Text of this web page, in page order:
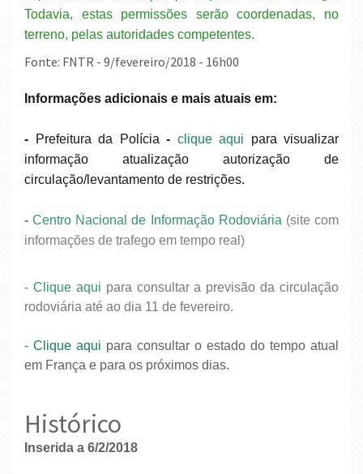
Todavia, estas permissões serão coordenadas, no
terreno, pelas autoridades competentes.
Fonte: FNTR - 9/fevereiro/2018 - 16h00
Informações adicionais e mais atuais em:
- Prefeitura da Polícia - clique aqui para visualizar
informação atualização autorização de
circulação/levantamento de restrições.
-Centro Nacional de Informação Rodoviária (site com
informações de trafego em tempo real)
- Clique aqui para consultar a previsão da circulação
rodoviária até ao dia 11 de fevereiro.
- Clique aqui para consultar o estado do tempo atual
em França e para os próximos dias.
Histórico
Inserida a 6/2/2018